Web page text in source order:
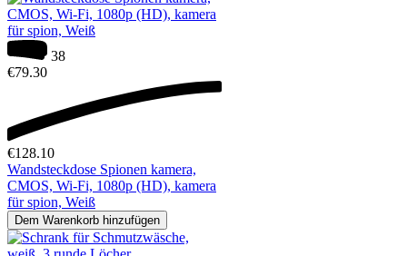
38
€79.30
€128.10
Wandsteckdose Spionen kamera,
CMOS, Wi-Fi, 1080p (HD), kamera
für spion, Weiß
Dem Warenkorb hinzufügen